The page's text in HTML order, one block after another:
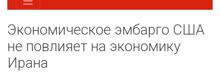
Экономическое эмбарго США
не повлияет на экономику
Ирана